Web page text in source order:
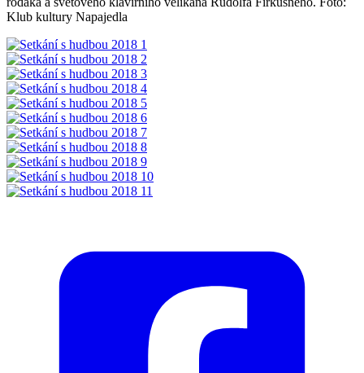
Klub kultury Napajedla